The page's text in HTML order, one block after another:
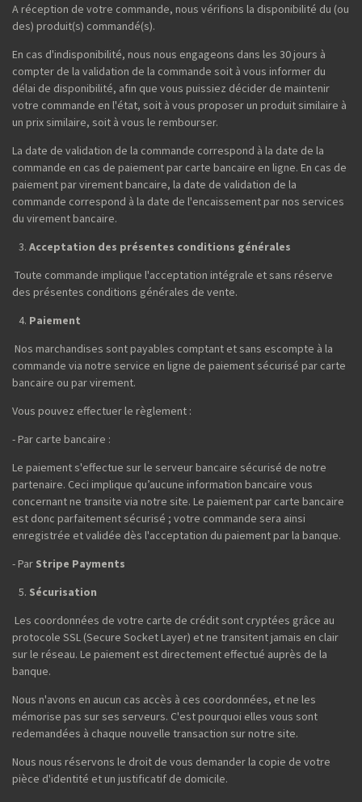
A réception de votre commande, nous vérifions la disponibilité du (ou
des) produit(s) commandé(s).
En cas d'indisponibilité, nous nous engageons dans les 30 jours à
compter de la validation de la commande soit à vous informer du
délai de disponibilité, afin que vous puissiez décider de maintenir
votre commande en l'état, soit à vous proposer un produit similaire à
un prix similaire, soit à vous le rembourser.
La date de validation de la commande correspond à la date de la
commande en cas de paiement par carte bancaire en ligne. En cas de
paiement par virement bancaire, la date de validation de la
commande correspond à la date de l'encaissement par nos services
du virement bancaire.
Acceptation des présentes conditions générales
Toute commande implique l'acceptation intégrale et sans réserve
des présentes conditions générales de vente.
Paiement
Nos marchandises sont payables comptant et sans escompte à la
commande via notre service en ligne de paiement sécurisé par carte
bancaire ou par virement.
Vous pouvez effectuer le règlement :
- Par carte bancaire :
Le paiement s'effectue sur le serveur bancaire sécurisé de notre
partenaire. Ceci implique qu’aucune information bancaire vous
concernant ne transite via notre site. Le paiement par carte bancaire
est donc parfaitement sécurisé ; votre commande sera ainsi
enregistrée et validée dès l'acceptation du paiement par la banque.
- Par Stripe Payments
Sécurisation
Les coordonnées de votre carte de crédit sont cryptées grâce au
protocole SSL (Secure Socket Layer) et ne transitent jamais en clair
sur le réseau. Le paiement est directement effectué auprès de la
banque.
Nous n'avons en aucun cas accès à ces coordonnées, et ne les
mémorise pas sur ses serveurs. C'est pourquoi elles vous sont
redemandées à chaque nouvelle transaction sur notre site.
Nous nous réservons le droit de vous demander la copie de votre
pièce d'identité et un justificatif de domicile.